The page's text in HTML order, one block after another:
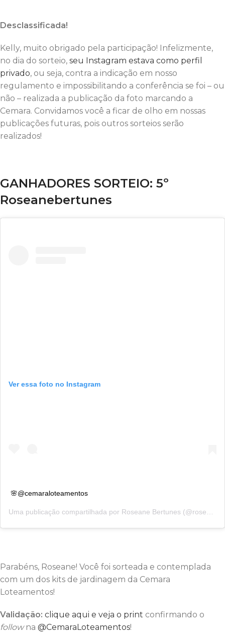
Desclassificada!
Kelly, muito obrigado pela participação! Infelizmente,
no dia do sorteio, seu Instagram estava como perfil
privado, ou seja, contra a indicação em nosso
regulamento e impossibilitando a conferência se foi – ou
não – realizada a publicação da foto marcando a
Cemara. Convidamos você a ficar de olho em nossas
publicações futuras, pois outros sorteios serão
realizados!
GANHADORES SORTEIO: 5º
Roseanebertunes
Ver essa foto no Instagram
🌸@cemaraloteamentos
Uma publicação compartilhada por Roseane Bertunes (@roseanebertunes) em
Parabéns, Roseane! Você foi sorteada e contemplada
com um dos kits de jardinagem da Cemara
Loteamentos!
Validação: clique aqui e veja o print confirmando o
followna @CemaraLoteamentos!